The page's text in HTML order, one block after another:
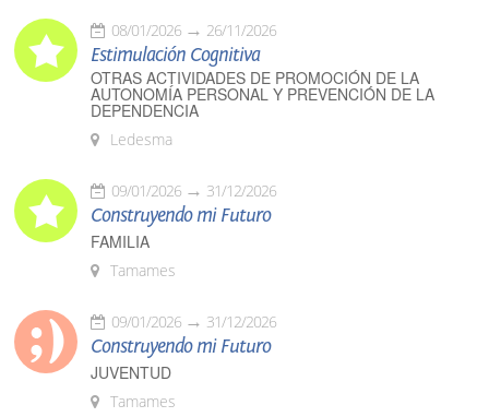
08/01/2026 26/11/2026
Estimulación Cognitiva
OTRAS ACTIVIDADES DE PROMOCIÓN DE LA
AUTONOMÍA PERSONAL Y PREVENCIÓN DE LA
DEPENDENCIA
Ledesma
09/01/2026 31/12/2026
Construyendo mi Futuro
FAMILIA
Tamames
09/01/2026 31/12/2026
Construyendo mi Futuro
JUVENTUD
Tamames